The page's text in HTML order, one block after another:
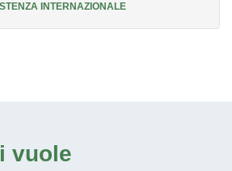
INTERNAZIONALE
vuole